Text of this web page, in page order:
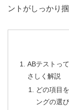
ントがしっかり
ABテストっ
さしく解説
どの項目
ングの選